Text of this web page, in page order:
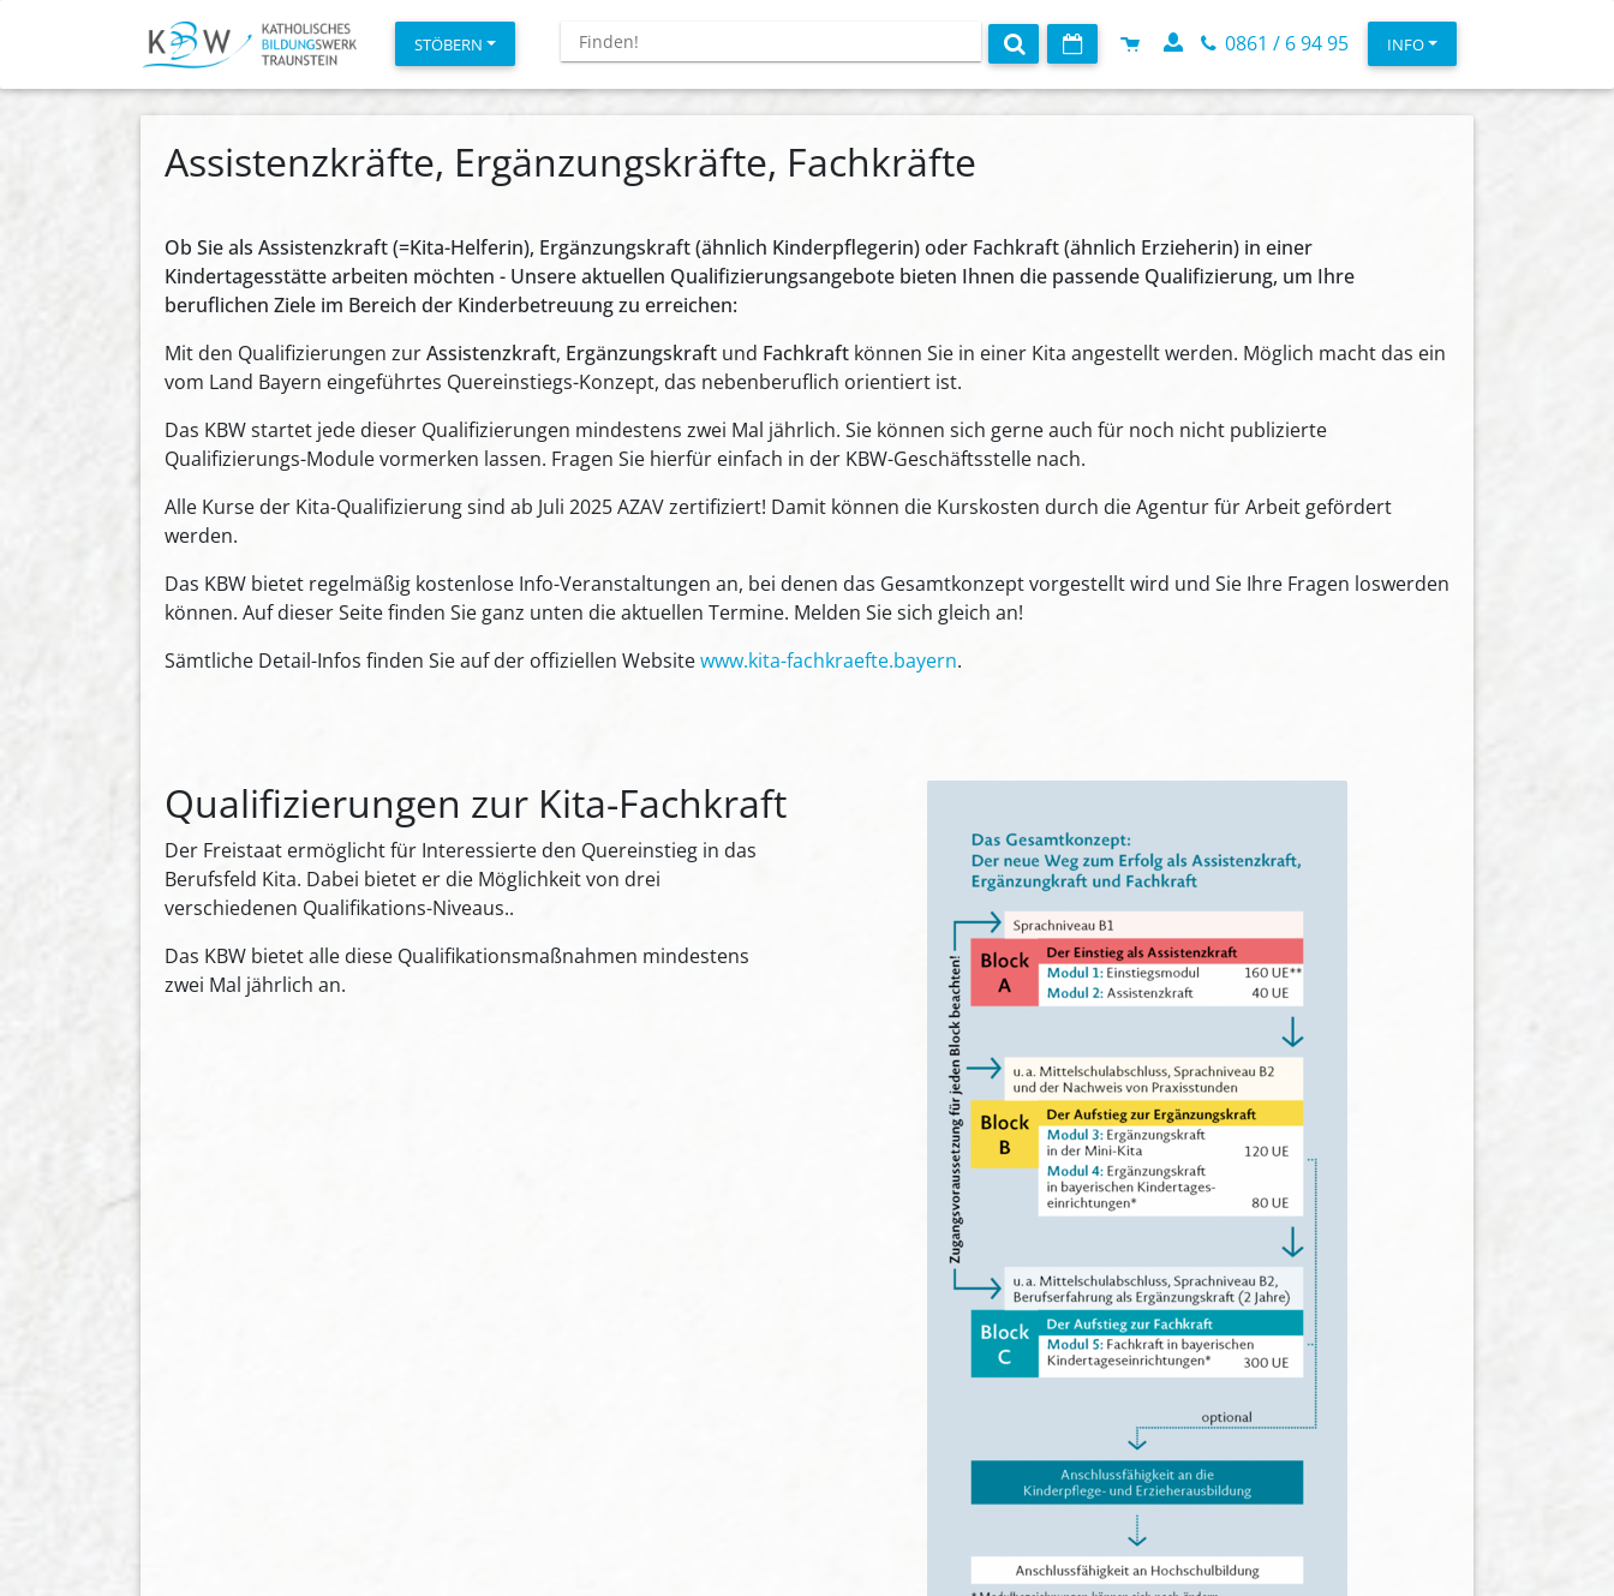
STÖBERN 0861 / 6 94 95 INFO
Assistenzkräfte, Ergänzungskräfte, Fachkräfte
Ob Sie als Assistenzkraft (=Kita-Helferin), Ergänzungskraft (ähnlich Kinderpflegerin) oder Fachkraft (ähnlich Erzieherin) in einer
Kindertagesstätte arbeiten möchten - Unsere aktuellen Qualifizierungsangebote bieten Ihnen die passende Qualifizierung, um Ihre
beruflichen Ziele im Bereich der Kinderbetreuung zu erreichen:
Mit den Qualifizierungen zurAssistenzkraft, Ergänzungskraft und Fachkraft können Sie in einer Kita angestellt werden. Möglich macht das ein
vom Land Bayern eingeführtes Quereinstiegs-Konzept, das nebenberuflich orientiert ist.
Das KBW startet jede dieser Qualifizierungen mindestens zwei Mal jährlich. Sie können sich gerne auch für noch nicht publizierte
Qualifizierungs-Module vormerken lassen. Fragen Sie hierfür einfach in der KBW-Geschäftsstelle nach.
Alle Kurse der Kita-Qualifizierung sind ab Juli 2025 AZAV zertifiziert! Damit können die Kurskosten durch die Agentur für Arbeit gefördert
werden.
Das KBW bietet regelmäßig kostenlose Info-Veranstaltungen an, bei denen das Gesamtkonzept vorgestellt wird und Sie Ihre Fragen loswerden
können. Auf dieser Seite finden Sie ganz unten die aktuellen Termine. Melden Sie sich gleich an!
Sämtliche Detail-Infos finden Sie auf der offiziellen Websitewww.kita-fachkraefte.bayern.
Qualifizierungen zur Kita-Fachkraft
Der Freistaat ermöglicht für Interessierte den Quereinstieg in das
Berufsfeld Kita. Dabei bietet er die Möglichkeit von drei
verschiedenen Qualifikations-Niveaus..
Das KBW bietet alle diese Qualifikationsmaßnahmen mindestens
zwei Mal jährlich an.